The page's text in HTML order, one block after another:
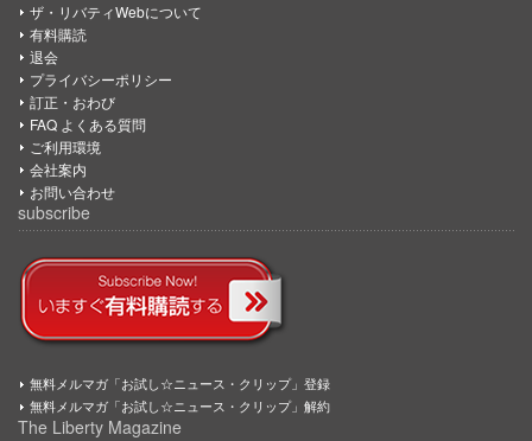
ザ・リバティWebについて
有料購読
退会
プライバシーポリシー
訂正・おわび
FAQ よくある質問
ご利用環境
会社案内
お問い合わせ
subscribe
無料メルマガ「お試し☆ニュース・クリップ」登録
無料メルマガ「お試し☆ニュース・クリップ」解約
The Liberty Magazine